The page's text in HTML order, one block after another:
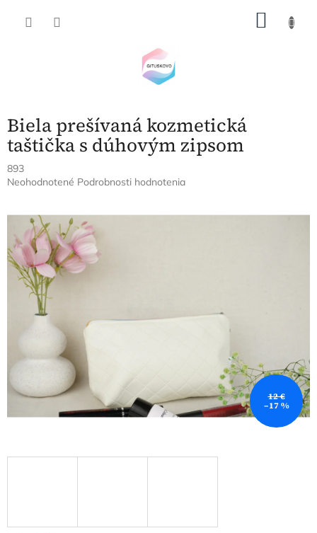
Biela prešívaná kozmetická
taštička s dúhovým zipsom
893
Priemerné
0,0
z
5
hviezdičiek.
Neohodnotené Podrobnosti hodnotenia
12 €
–17 %